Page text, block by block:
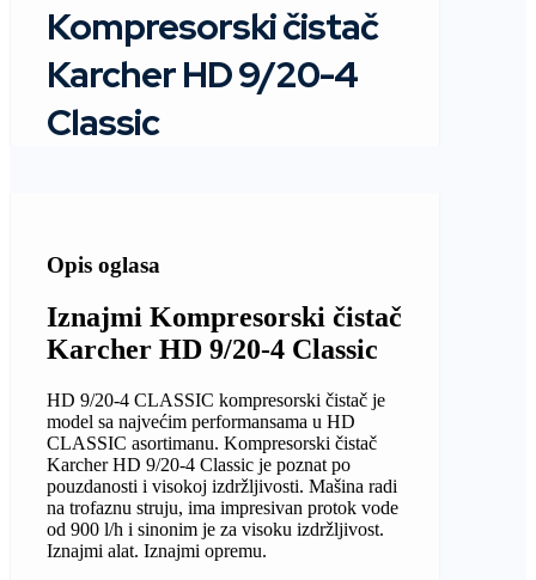
Kompresorski čistač
Karcher HD 9/20-4
Classic
Opis oglasa
Iznajmi Kompresorski čistač
Karcher HD 9/20-4 Classic
HD 9/20-4 CLASSIC kompresorski čistač je
model sa najvećim performansama u HD
CLASSIC asortimanu. Kompresorski čistač
Karcher HD 9/20-4 Classic je poznat po
pouzdanosti i visokoj izdržljivosti. Mašina radi
na trofaznu struju, ima impresivan protok vode
od 900 l/h i sinonim je za visoku izdržljivost.
Iznajmi alat. Iznajmi opremu.